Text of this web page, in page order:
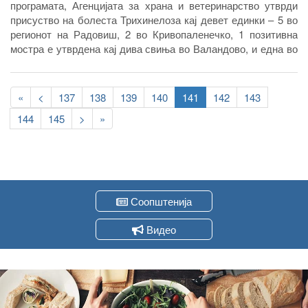
програмата, Агенцијата за храна и ветеринарство утврди
присуство на болеста Трихинелоза кај девет единки – 5 во
регионот на Радовиш, 2 во Кривопаленечко, 1 позитивна
мостра е утврдена кај дива свиња во Валандово, и една во
Pagination
First
page
«
Previous
page
< Page
137 Page
138 Page
139 Page
140
Current
page
141 Page
142 Page
143
Page
144 Page
145
Следна
страна
>
Last
page
»
Соопштенија
Видео